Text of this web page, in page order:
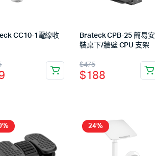
CC10-1電線收
Brateck CPB-25 簡易安
裝桌下/牆壁 CPU 支架
$475
$188
24%